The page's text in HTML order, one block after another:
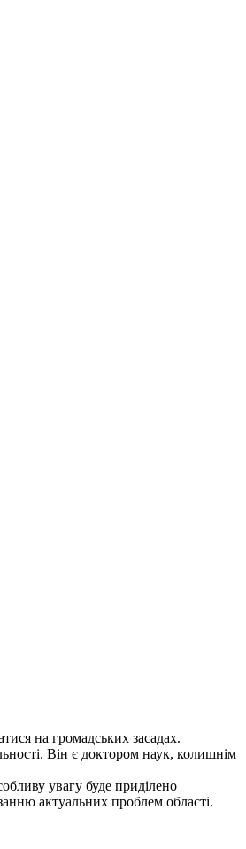
на громадських засадах.
Він є доктором наук, колишнім
увагу буде приділено
актуальних проблем області.